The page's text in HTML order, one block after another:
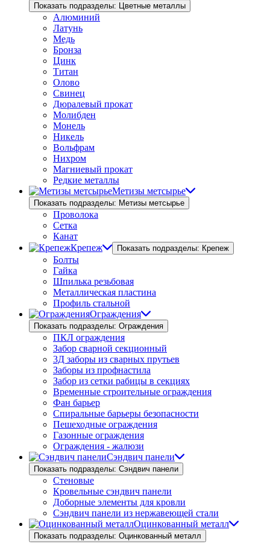
Показать подразделы: Цветные металлы
Алюминий
Латунь
Медь
Бронза
Цинк
Титан
Олово
Свинец
Дюралевый прокат
Молибден
Монель
Никель
Вольфрам
Нихром
Магниевый прокат
Редкие металлы
Метизы метсырье
Показать подразделы: Метизы метсырье
Проволока
Сетка
Канат
Крепеж
Показать подразделы: Крепеж
Болты
Гайка
Шпилька резьбовая
Металлическая пластина
Профиль стальной
Ограждения
Показать подразделы: Ограждения
ПКЛ ограждения
Забор сварной секционный
3Д заборы из сварных прутьев
Заборы из профнастила
Забор из сетки рабицы в секциях
Временные строительные ограждения
Фан барьер
Спиральные барьеры безопасности
Пешеходные ограждения
Газонные ограждения
Ограждения - жалюзи
Сэндвич панели
Показать подразделы: Сэндвич панели
Стеновые
Кровельные сэндвич панели
Доборные элементы для кровли
Сэндвич панели из нержавеющей стали
Оцинкованный металл
Показать подразделы: Оцинкованный металл